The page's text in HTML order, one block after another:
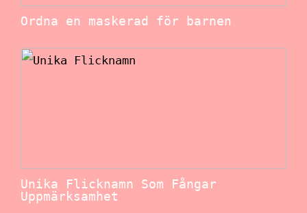
Ordna en maskerad för barnen
Unika Flicknamn Som Fångar
Uppmärksamhet